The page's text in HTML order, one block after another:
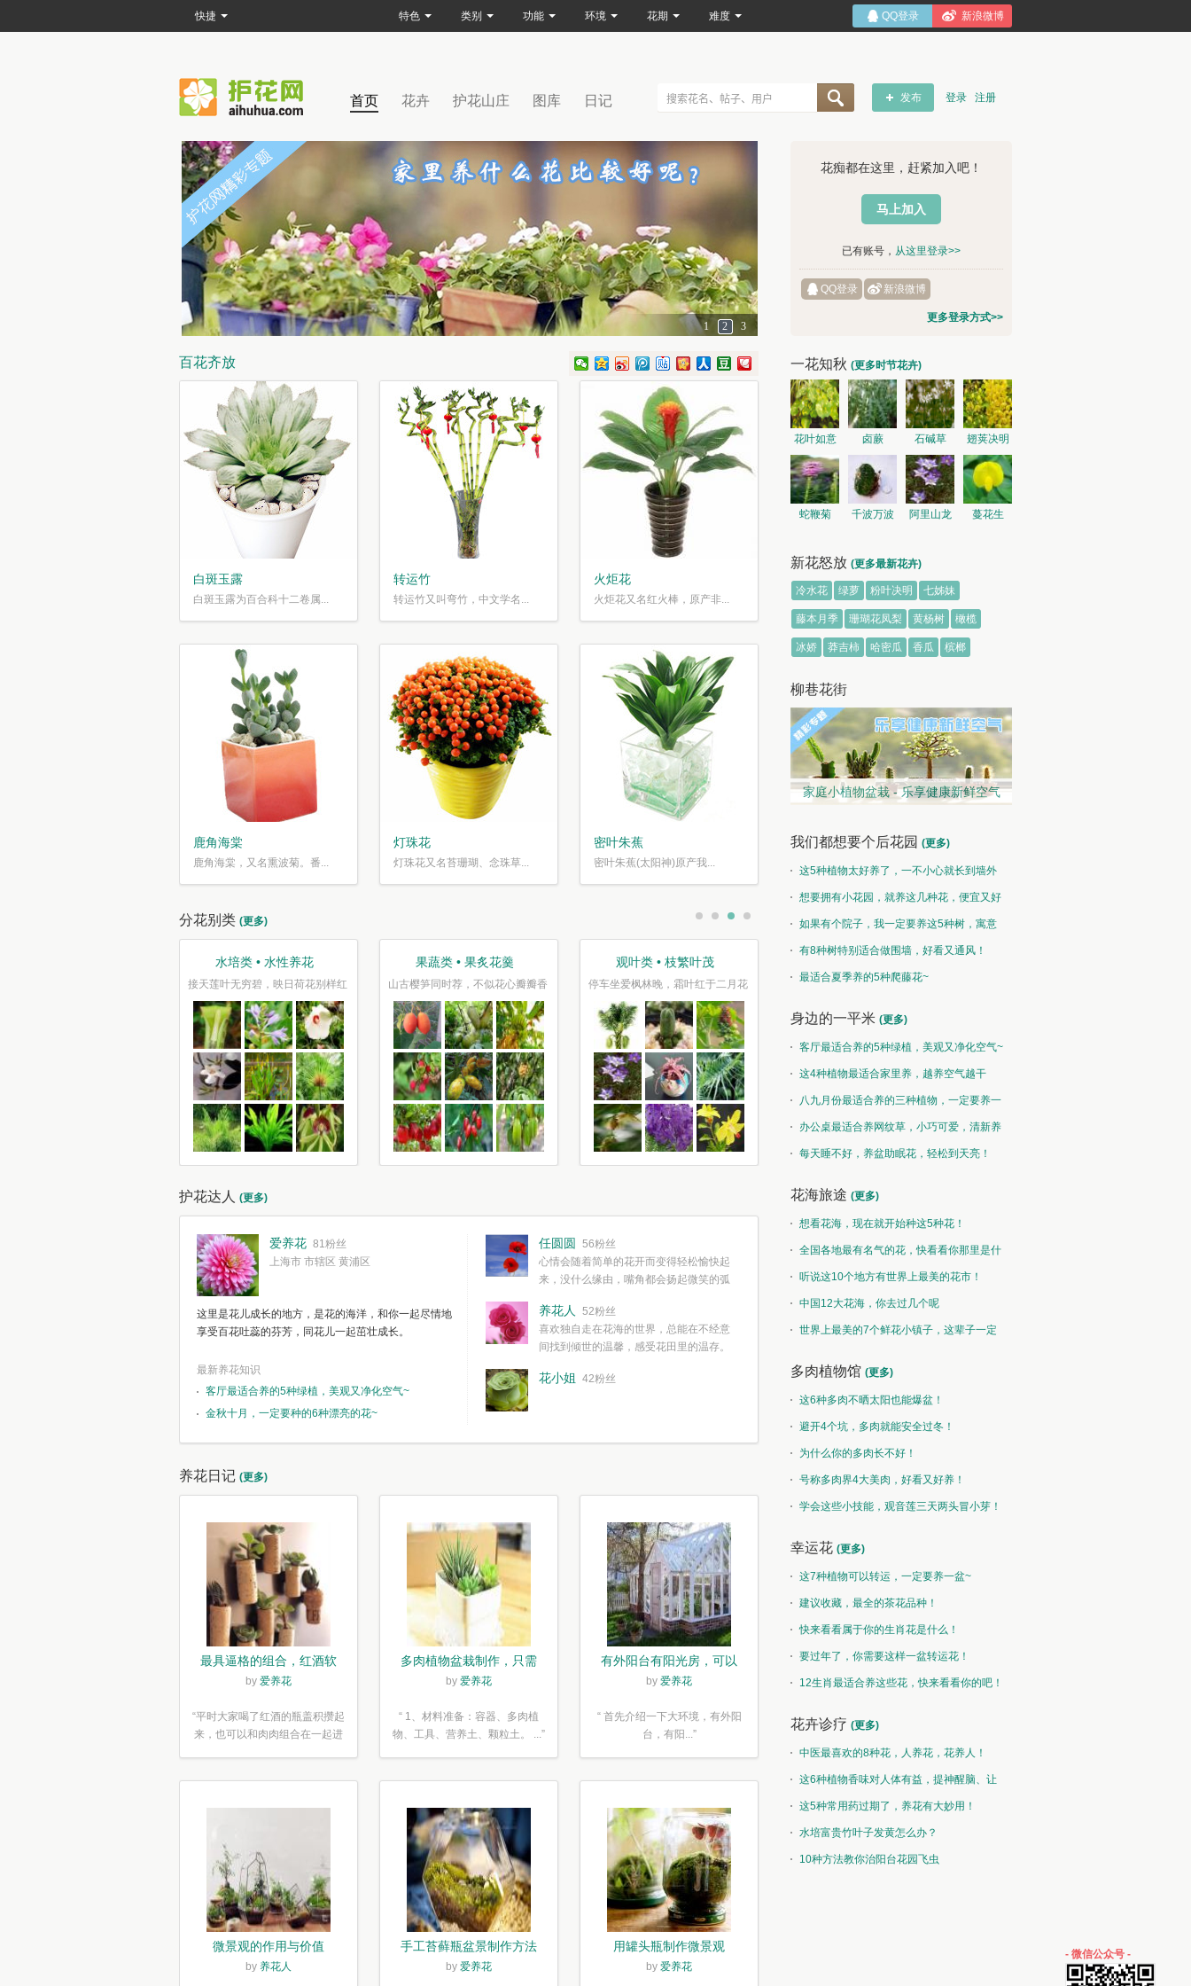
首页 花卉 护花山庄 图库 日记 发布 登录 注册
1 2 3
百花齐放
白斑玉露
白斑玉露为百合科十二卷属...
转运竹
转运竹又叫弯竹，中文学名...
火炬花
火炬花又名红火棒，原产非...
鹿角海棠
鹿角海棠，又名熏波菊。番...
灯珠花
灯珠花又名苔珊瑚、念珠草...
密叶朱蕉
密叶朱蕉(太阳神)原产我...
分花别类 (更多)
果蔬类 • 果炙花羹
山古樱笋同时荐，不似花心瓣瓣香
观叶类 • 枝繁叶茂
停车坐爱枫林晚，霜叶红于二月花
趣味类 • 奇花异草
水光潋滟花方好,山色空蒙枝亦奇 千片赤英霞灿灿，百枝绛点灯煌煌 正是今年风景美，千红万紫报春光
护花达人 (更多)
爱养花 81粉丝
上海市 市辖区 黄浦区
这里是花儿成长的地方，是花的海洋，和你一起尽情地
享受百花吐蕊的芬芳，同花儿一起茁壮成长。
最新养花知识
客厅最适合养的5种绿植，美观又净化空气~
金秋十月，一定要种的6种漂亮的花~
任圆圆
56粉丝
心情会随着简单的花开而变得轻松愉快起
来，没什么缘由，嘴角都会扬起微笑的弧
简单愉快的心情，这些都不需要想得太多，其实都是
我们自己复杂了生活和心境。
养花人
52粉丝
喜欢独自走在花海的世界，总能在不经意
间找到倾世的温馨，感受花田里的温存。
花小姐 42粉丝
养花日记 (更多)
最具逼格的组合，红酒软
木塞diy多肉植物盆栽
by 爱养花
“平时大家喝了红酒的瓶盖积攒起
来，也可以和肉肉组合在一起进
多肉植物盆栽制作，只需
简单6步
by 爱养花
“ 1、材料准备：容器、多肉植
物、工具、营养土、颗粒土。 ...”
有外阳台有阳光房，可以
露养！为了肉肉，任性又
by 爱养花
“ 首先介绍一下大环境，有外阳
台，有阳...”
微景观的作用与价值
by 养花人
手工苔藓瓶盆景制作方法
by 爱养花
用罐头瓶制作微景观
by 爱养花
花痴都在这里，赶紧加入吧！
马上加入
已有账号， 从这里登录>>
QQ登录 新浪微博
更多登录方式>>
一花知秋 (更多时节花卉)
花叶如意 卤蕨 石碱草 翅荚决明
蛇鞭菊 千波万波
阿里山龙
蔓花生
新花怒放 (更多最新花卉)
冷水花 绿萝 粉叶决明 七姊妹
藤本月季 珊瑚花凤梨 黄杨树 橄榄
冰娇 莽吉柿 哈密瓜 香瓜 槟榔
柳巷花街
家庭小植物盆栽 - 乐享健康新鲜空气
我们都想要个后花园 (更多)
这5种植物太好养了，一不小心就长到墙外
了~想要拥有小花园，就养这几种花，便宜又好
养！如果有个院子，我一定要养这5种树，寓意
特别好！
有8种树特别适合做围墙，好看又通风！
最适合夏季养的5种爬藤花~
身边的一平米 (更多)
客厅最适合养的5种绿植，美观又净化空气~
这4种植物最适合家里养，越养空气越干
净！八九月份最适合养的三种植物，一定要养一
盆呀~
办公桌最适合养网纹草，小巧可爱，清新养
眼！每天睡不好，养盆助眠花，轻松到天亮！
花海旅途 (更多)
想看花海，现在就开始种这5种花！
全国各地最有名气的花，快看看你那里是什
么花儿！
听说这10个地方有世界上最美的花市！
中国12大花海，你去过几个呢
世界上最美的7个鲜花小镇子，这辈子一定
多肉植物馆 (更多)
这6种多肉不晒太阳也能爆盆！
避开4个坑，多肉就能安全过冬！
为什么你的多肉长不好！
号称多肉界4大美肉，好看又好养！
学会这些小技能，观音莲三天两头冒小芽！
幸运花 (更多)
这7种植物可以转运，一定要养一盆~
建议收藏，最全的茶花品种！
快来看看属于你的生肖花是什么！
要过年了，你需要这样一盆转运花！
12生肖最适合养这些花，快来看看你的吧！
花卉诊疗 (更多)
中医最喜欢的8种花，人养花，花养人！
这6种植物香味对人体有益，提神醒脑、让
你睡的香、身体棒。
这5种常用药过期了，养花有大妙用！
水培富贵竹叶子发黄怎么办？
10种方法教你治阳台花园飞虫
快捷 特色 类别 功能 环境 花期 难度 QQ登录 新浪微博
- 微信公众号 -